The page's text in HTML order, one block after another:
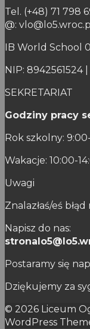
Tel. (+48) 71 798
@: vlo@lo5.wroc.pl
IB World School
NIP: 8942561524
SEKRETARIAT
Godziny pracy
Rok szkolny:
Wakacje: 10:00-
Uwagi
Znalazłaś/eś
Napisz do nas:
Postaramy się
Dziękujemy za
© 2026 Liceum
WordPress